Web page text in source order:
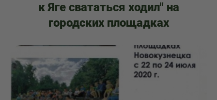
к Яге свататься ходил" на
городских площадках